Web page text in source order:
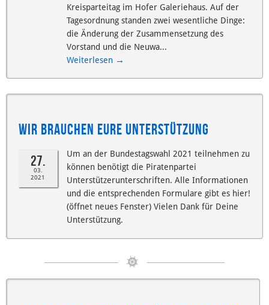
Kreisparteitag im Hofer Galeriehaus. Auf der
Tagesordnung standen zwei wesentliche Dinge:
die Änderung der Zusammensetzung des
Vorstand und die Neuwa...
Weiterlesen →
Wir brauchen Eure Unterstützung
27.
03.
2021
Um an der Bundestagswahl 2021 teilnehmen zu
können benötigt die Piratenpartei
Unterstützerunterschriften. Alle Informationen
und die entsprechenden Formulare gibt es hier!
(öffnet neues Fenster) Vielen Dank für Deine
Unterstützung.